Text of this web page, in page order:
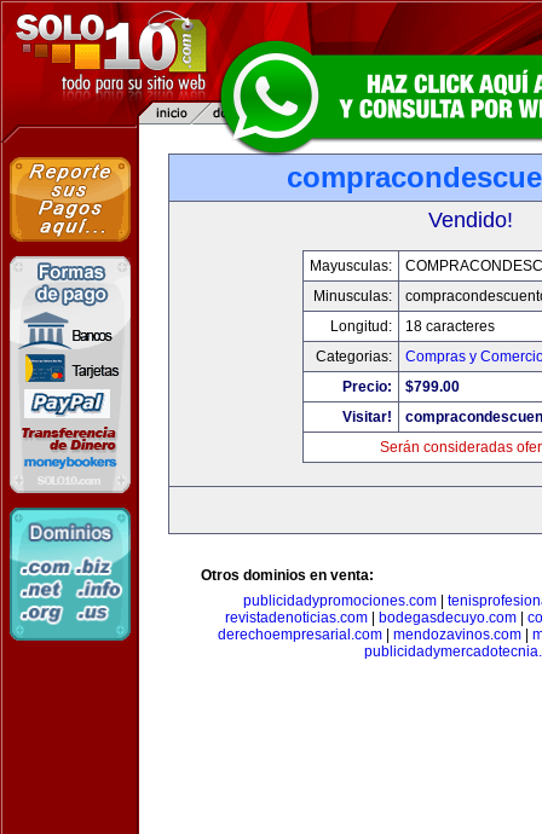
Vendido!
Mayusculas:
Minusculas:
Longitud:
18 caracteres
Categorias:
Compras y
Precio:
$799.00
Visitar!
Serán consideradas
Otros dominios en venta:
publicidadypromociones.com
revistadenoticias.com
bodegasdecuyo.com
derechoempresarial.com
mendozavinos.com